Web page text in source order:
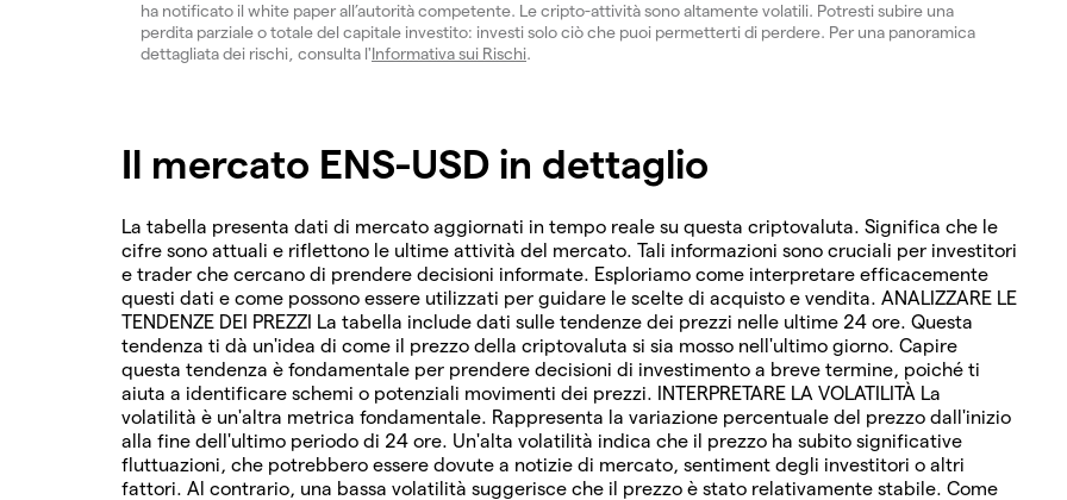
ha notificato il white paper all’autorità competente. Le cripto-attività sono altamente volatili. Potresti subire una
perdita parziale o totale del capitale investito: investi solo ciò che puoi permetterti di perdere. Per una panoramica
dettagliata dei rischi, consulta l'Informativa sui Rischi.
Il mercato ENS-USD in dettaglio
La tabella presenta dati di mercato aggiornati in tempo reale su questa criptovaluta. Significa che le
cifre sono attuali e riflettono le ultime attività del mercato. Tali informazioni sono cruciali per investitori
e trader che cercano di prendere decisioni informate. Esploriamo come interpretare efficacemente
questi dati e come possono essere utilizzati per guidare le scelte di acquisto e vendita. ANALIZZARE LE
TENDENZE DEI PREZZI La tabella include dati sulle tendenze dei prezzi nelle ultime 24 ore. Questa
tendenza ti dà un'idea di come il prezzo della criptovaluta si sia mosso nell'ultimo giorno. Capire
questa tendenza è fondamentale per prendere decisioni di investimento a breve termine, poiché ti
aiuta a identificare schemi o potenziali movimenti dei prezzi. INTERPRETARE LA VOLATILITÀ La
volatilità è un'altra metrica fondamentale. Rappresenta la variazione percentuale del prezzo dall'inizio
alla fine dell'ultimo periodo di 24 ore. Un'alta volatilità indica che il prezzo ha subito significative
fluttuazioni, che potrebbero essere dovute a notizie di mercato, sentiment degli investitori o altri
fattori. Al contrario, una bassa volatilità suggerisce che il prezzo è stato relativamente stabile. Come